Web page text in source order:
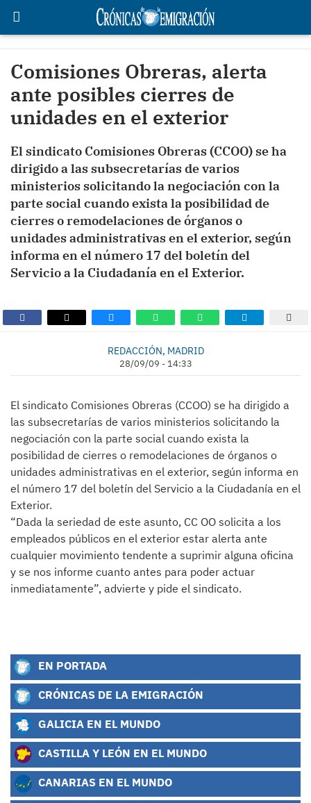
Comisiones Obreras, alerta
ante posibles cierres de
unidades en el exterior
El sindicato Comisiones Obreras (CCOO) se ha
dirigido a las subsecretarías de varios
ministerios solicitando la negociación con la
parte social cuando exista la posibilidad de
cierres o remodelaciones de órganos o
unidades administrativas en el exterior, según
informa en el número 17 del boletín del
Servicio a la Ciudadanía en el Exterior.
REDACCIÓN, MADRID
28/09/09 - 14:33
El sindicato Comisiones Obreras (CCOO) se ha dirigido a
las subsecretarías de varios ministerios solicitando la
negociación con la parte social cuando exista la
posibilidad de cierres o remodelaciones de órganos o
unidades administrativas en el exterior, según informa en
el número 17 del boletín del Servicio a la Ciudadanía en el
Exterior.
“Dada la seriedad de este asunto, CC OO solicita a los
empleados públicos en el exterior estar alerta ante
cualquier movimiento tendente a suprimir alguna oficina
y se nos informe cuanto antes para poder actuar
inmediatamente”, advierte y pide el sindicato.
EN PORTADA
CRÓNICAS DE LA EMIGRACIÓN
GALICIA EN EL MUNDO
CASTILLA Y LEÓN EN EL MUNDO
CANARIAS EN EL MUNDO